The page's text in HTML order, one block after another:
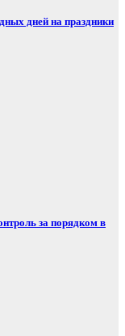
дней на праздники
за порядком в